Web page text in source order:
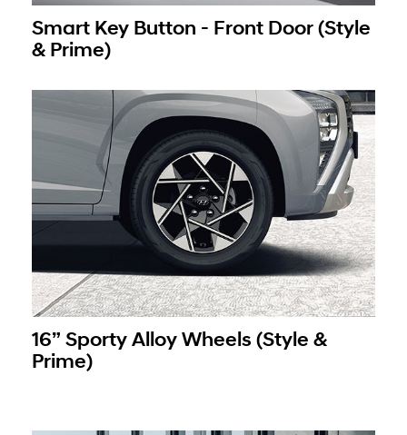
Smart Key Button - Front Door (Style
& Prime)
16” Sporty Alloy Wheels (Style &
Prime)